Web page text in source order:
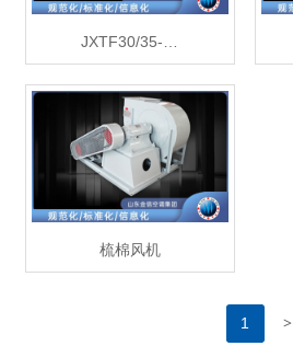
JXTF30/35-…
梳棉风机
1 >